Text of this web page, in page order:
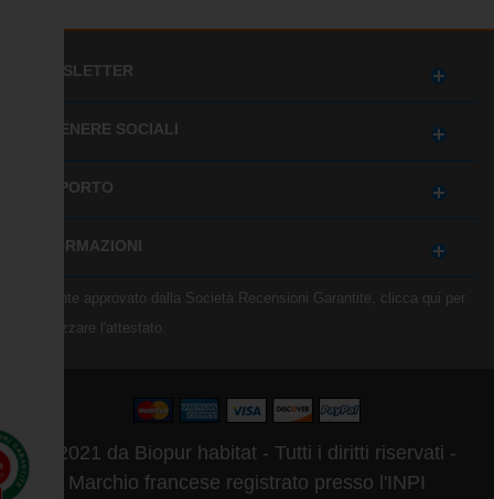
NEWSLETTER
OTTENERE SOCIALI
SUPPORTO
INFORMAZIONI
Mercante approvato dalla Società Recensioni Garantite, clicca qui per
visualizzare l'attestato
© 2021 da Biopur habitat - Tutti i diritti riservati -
Marchio francese registrato presso l'INPI